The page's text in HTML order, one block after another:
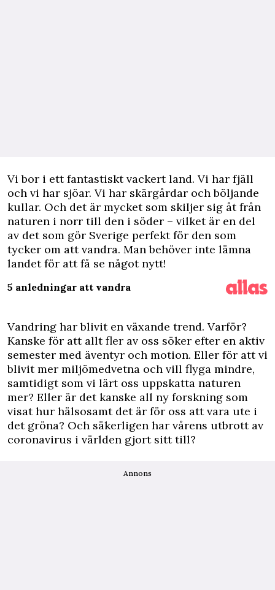
Vi bor i ett fantastiskt vackert land. Vi har fjäll
och vi har sjöar. Vi har skärgårdar och böljande
kullar. Och det är mycket som skiljer sig åt från
naturen i norr till den i söder – vilket är en del
av det som gör Sverige perfekt för den som
tycker om att vandra. Man behöver inte lämna
landet för att få se något nytt!
5 anledningar att vandra
Vandring har blivit en växande trend. Varför?
Kanske för att allt fler av oss söker efter en aktiv
semester med äventyr och motion. Eller för att vi
blivit mer miljömedvetna och vill flyga mindre,
samtidigt som vi lärt oss uppskatta naturen
mer? Eller är det kanske all ny forskning som
visat hur hälsosamt det är för oss att vara ute i
det gröna? Och säkerligen har vårens utbrott av
coronavirus i världen gjort sitt till?
Annons